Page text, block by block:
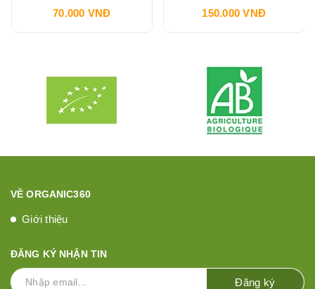
70.000 VNĐ 150.000 VNĐ
VỀ ORGANIC360
Giới thiệu
ĐĂNG KÝ NHẬN TIN
Đăng ký